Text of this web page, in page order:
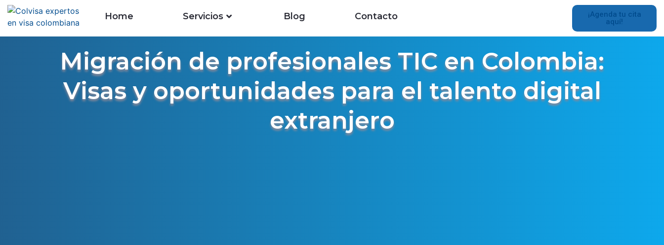
Home Servicios Blog Contacto
¡Agenda tu cita
aquí!
Migración de profesionales TIC en Colombia:
Visas y oportunidades para el talento digital
extranjero